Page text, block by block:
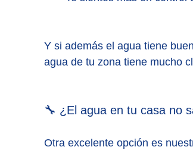
Y si además el agua tiene
agua de tu zona tiene mucho
🔧 ¿El agua en tu casa no
Otra excelente opción es